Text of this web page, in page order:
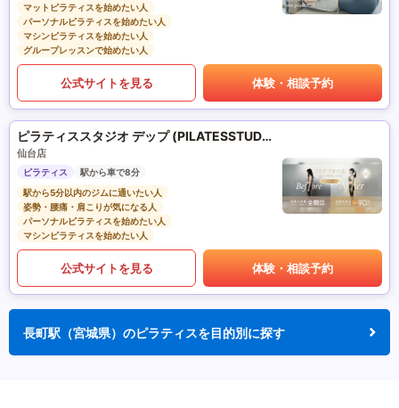
マットピラティスを始めたい人
パーソナルピラティスを始めたい人
マシンピラティスを始めたい人
グループレッスンで始めたい人
公式サイトを見る 体験・相談予約
ピラティススタジオ デップ (PILATESSTUDIO DEP)
仙台店
ピラティス
駅から車で8分
駅から5分以内のジムに通いたい人
姿勢・腰痛・肩こりが気になる人
パーソナルピラティスを始めたい人
マシンピラティスを始めたい人
公式サイトを見る 体験・相談予約
長町駅（宮城県）のピラティスを目的別に探す